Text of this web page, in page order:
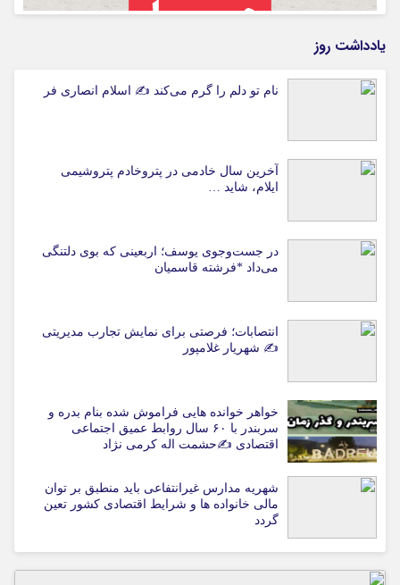
یادداشت روز
نام تو دلم را گرم می‌کند ✍️ اسلام انصاری فر
آخرین سال خادمی در پتروخادم پتروشیمی
ایلام، شاید …
در جست‌وجوی یوسف؛ اربعینی که بوی دلتنگی
می‌داد *فرشته قاسمیان
انتصابات؛ فرصتی برای نمایش تجارب مدیریتی
✍ شهریار غلامپور
خواهر خوانده هایی فراموش شده بنام بدره و
سربندر با ۶۰ سال روابط عمیق اجتماعی
اقتصادی ✍حشمت اله کرمی نژاد
شهریه مدارس غیرانتفاعی باید منطبق بر توان
مالی خانواده ها و شرایط اقتصادی کشور تعین
گردد